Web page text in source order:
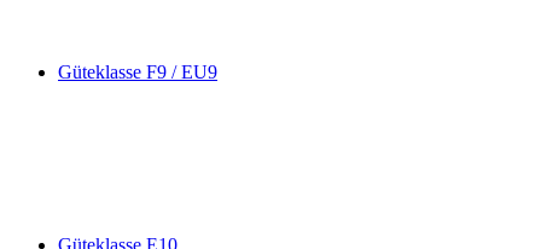
Güteklasse F9 / EU9
Güteklasse E10